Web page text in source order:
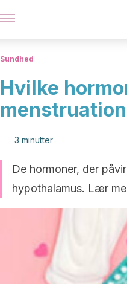
Sundhed
Hvilke
3 minutter
De hormoner, der
hypothalamus. Lær